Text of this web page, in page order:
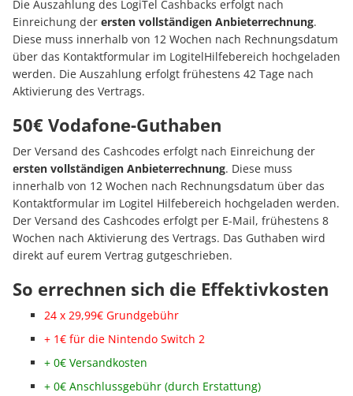
Die Auszahlung des LogiTel Cashbacks erfolgt nach
Einreichung der ersten vollständigen Anbieterrechnung.
Diese muss innerhalb von 12 Wochen nach Rechnungsdatum
über das Kontaktformular im LogitelHilfebereich hochgeladen
werden. Die Auszahlung erfolgt frühestens 42 Tage nach
Aktivierung des Vertrags.
50€ Vodafone-Guthaben
Der Versand des Cashcodes erfolgt nach Einreichung der
ersten vollständigen Anbieterrechnung. Diese muss
innerhalb von 12 Wochen nach Rechnungsdatum über das
Kontaktformular im Logitel Hilfebereich hochgeladen werden.
Der Versand des Cashcodes erfolgt per E-Mail, frühestens 8
Wochen nach Aktivierung des Vertrags. Das Guthaben wird
direkt auf eurem Vertrag gutgeschrieben.
So errechnen sich die Effektivkosten
24 x 29,99€ Grundgebühr
+ 1€ für die Nintendo Switch 2
+ 0€ Versandkosten
+ 0€ Anschlussgebühr (durch Erstattung)